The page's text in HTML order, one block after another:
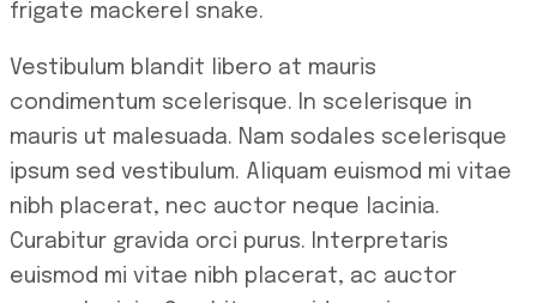
frigate mackerel snake.
Vestibulum blandit libero at mauris
condimentum scelerisque. In scelerisque in
mauris ut malesuada. Nam sodales scelerisque
ipsum sed vestibulum. Aliquam euismod mi vitae
nibh placerat, nec auctor neque lacinia.
Curabitur gravida orci purus. Interpretaris
euismod mi vitae nibh placerat, ac auctor